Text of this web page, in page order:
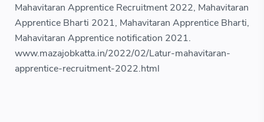
Mahavitaran Apprentice Recruitment 2022, Mahavitaran
Apprentice Bharti 2021, Mahavitaran Apprentice Bharti,
Mahavitaran Apprentice notification 2021.
www.mazajobkatta.in/2022/02/Latur-mahavitaran-
apprentice-recruitment-2022.html